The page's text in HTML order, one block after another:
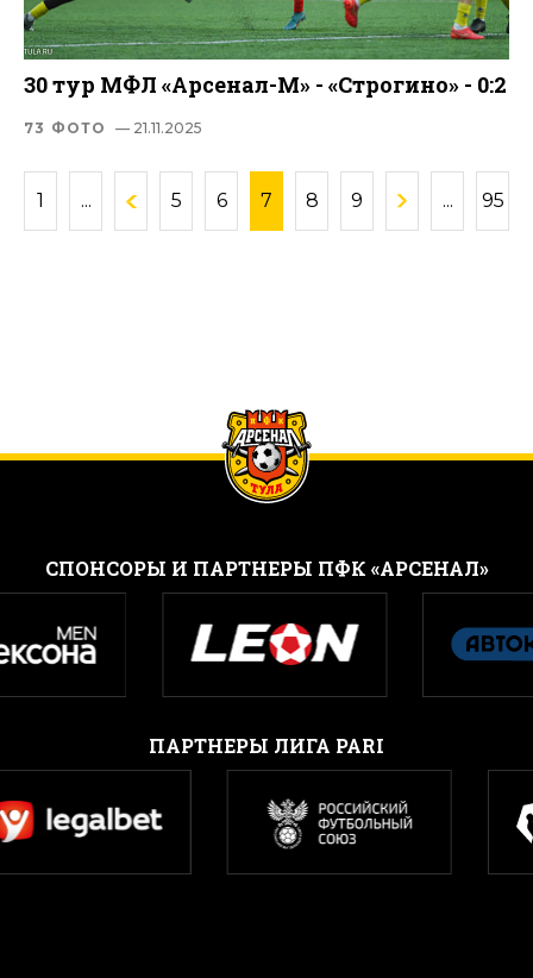
30 тур МФЛ «Арсенал-М» - «Строгино» - 0:2
73 ФОТО — 21.11.2025
1 ... 5 6 7 8 9 ... 95
CПОНСОРЫ И ПАРТНЕРЫ ПФК «АРСЕНАЛ»
ПАРТНЕРЫ ЛИГА PARI